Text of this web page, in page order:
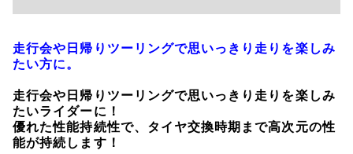
走行会や日帰りツーリングで思いっきり走りを楽しみ
たい方に。
走行会や日帰りツーリングで思いっきり走りを楽しみ
たいライダーに！
優れた性能持続性で、タイヤ交換時期まで高次元の性
能が持続します！